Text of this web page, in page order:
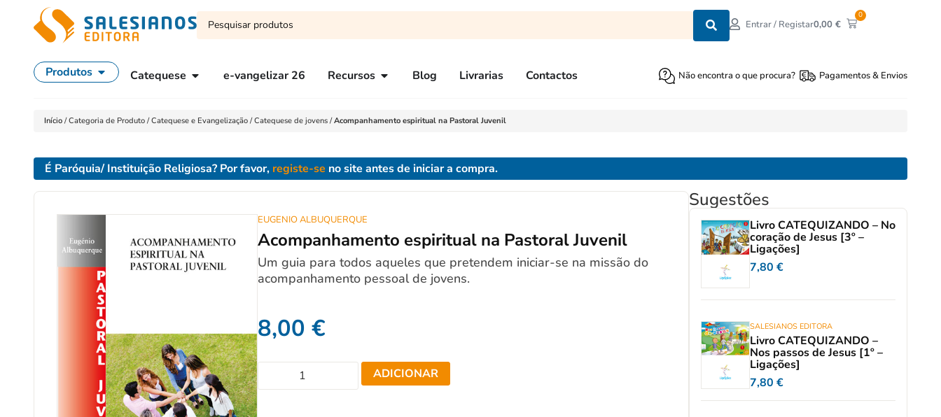
Entrar / Registar0,00€
0
Produtos Catequese e-vangelizar 26 Recursos Blog Livrarias Contactos Não encontra o que procura? Pagamentos & Envios
Início /Categoria de Produto /Catequese e Evangelização /Catequese de jovens /Acompanhamento espiritual na Pastoral Juvenil
É Paróquia/ Instituição Religiosa? Por favor, registe-se no site antes de iniciar a compra.
EUGENIO ALBUQUERQUE
Acompanhamento espiritual na Pastoral Juvenil
Um guia para todos aqueles que pretendem iniciar-se na missão do
acompanhamento pessoal de jovens.
8,00€
ADICIONAR
Sugestões
Livro CATEQUIZANDO – No
coração de Jesus [3º –
Ligações]
7,80 €
SALESIANOS EDITORA
Livro CATEQUIZANDO –
Nos passos de Jesus [1º –
Ligações]
7,80 €